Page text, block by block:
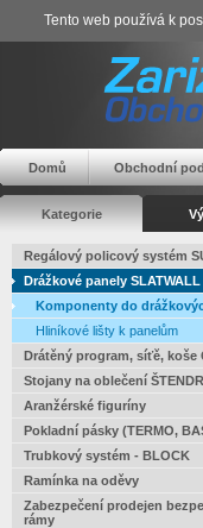
Domů Obchodní
Kategorie
Regálový policový systém
Drážkové panely SLATWALL
Komponenty do
Hliníkové lišty k panelům
Drátěný program, síťě, koše
Stojany na oblečení ŠTENDR
Aranžérské figuríny
Pokladní pásky (TERMO,
Trubkový systém - BLOCK
Ramínka na oděvy
Zabezpečení prodejen
rámy
Tento web používá k